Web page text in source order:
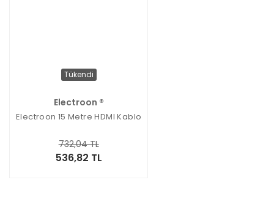
Tükendi
Electroon ®
Electroon 15 Metre HDMI Kablo
536,82 TL
732,04 TL